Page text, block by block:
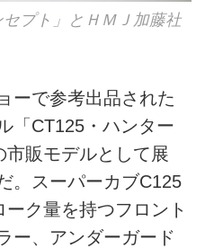
プト」とＨＭＪ加藤社
ーで参考出品された
「CT125・ハンター
市販モデルとして展
。スーパーカブC125
ク量を持つフロント
ー、アンダーガード